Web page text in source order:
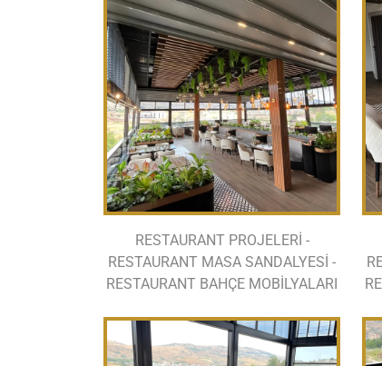
RESTAURANT PROJELERİ -
RESTAURANT MASA SANDALYESİ -
RESTAURANT BAHÇE MOBİLYALARI